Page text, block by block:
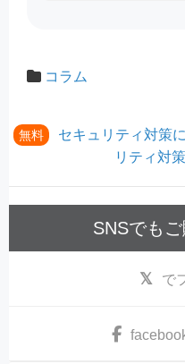
コラム
無料
セキュリティ対策
リティ対
SNSでもご
で